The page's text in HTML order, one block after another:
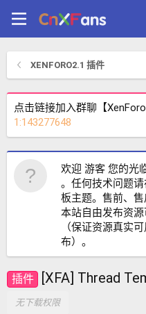
XENFORO2.1 插件
点击链接加入群聊【XenForo
1:143277648
欢迎 游客 您的光
。任何技术问题
板主题。售前、售
本站自由发布资源
（保证资源真实
布）。
插件 [XFA] Thread
无下载权限